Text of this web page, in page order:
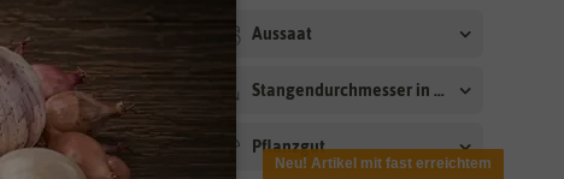
Aussaat
Stangendurchmesser in mm
Pflanzgut